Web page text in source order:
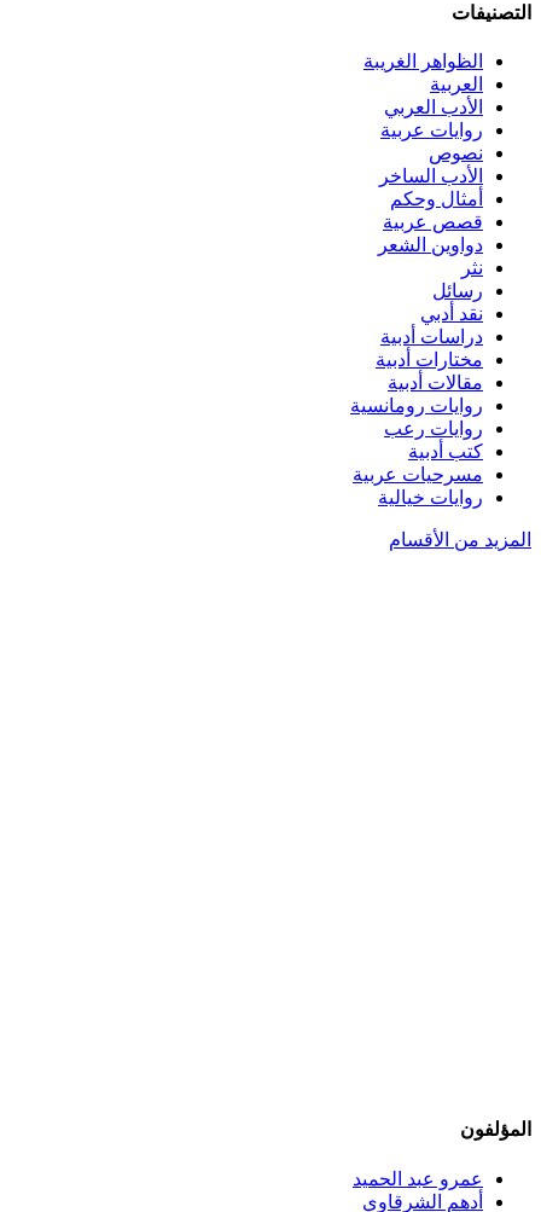
التصنيفات
الظواهر الغريبة‏
العربية
الأدب العربي
روايات عربية
نصوص
الأدب الساخر
أمثال وحكم
قصص عربية
دواوين الشعر
نثر
رسائل
نقد أدبي
دراسات أدبية
مختارات أدبية
مقالات أدبية
روايات رومانسية
روايات رعب
كتب أدبية
مسرحيات عربية
روايات خيالية
المزيد من الأقسام
المؤلفون
عمرو عبد الحميد
أدهم الشرقاوي